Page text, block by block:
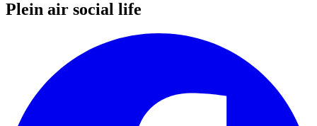
Plein air social life